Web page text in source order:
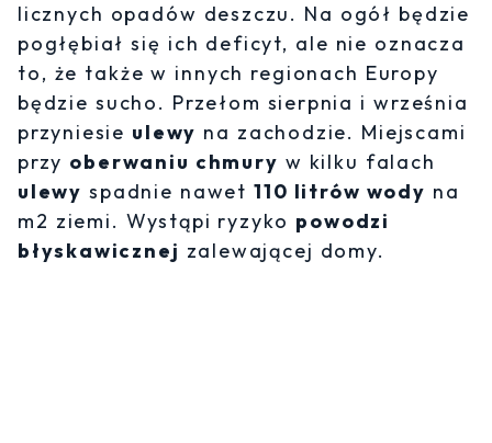
licznych opadów deszczu. Na ogół będzie
pogłębiał się ich deficyt, ale nie oznacza
to, że także w innych regionach Europy
będzie sucho. Przełom sierpnia i września
przyniesie ulewy na zachodzie. Miejscami
przy oberwaniu chmury w kilku falach
ulewy spadnie nawet110 litrów wody na
m2 ziemi. Wystąpi ryzyko powodzi
błyskawicznej zalewającej domy.